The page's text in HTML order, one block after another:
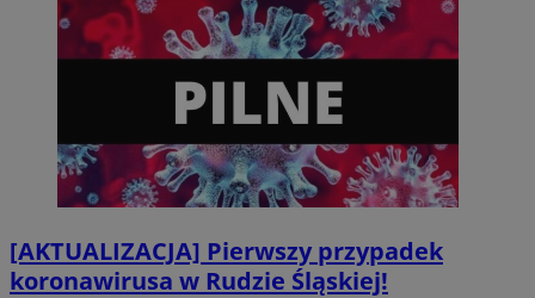
[AKTUALIZACJA] Pierwszy przypadek
koronawirusa w Rudzie Śląskiej!